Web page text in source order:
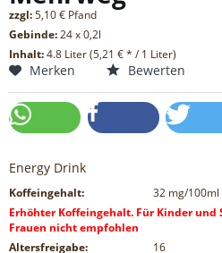
zzgl:5,10 € Pfand
Gebinde:24 x 0,2l
Inhalt:4.8 Liter (5,21 € * / 1 Liter)
Merken Bewerten
Energy Drink
Koffeingehalt: 32 mg/100ml
Erhöhter Koffeingehalt. Für Kinder und
Frauen nicht empfohlen
Altersfreigabe:
16